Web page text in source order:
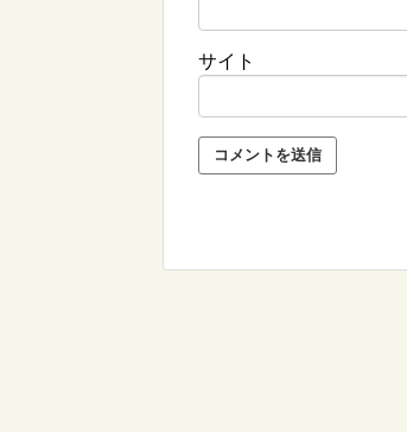
サイト